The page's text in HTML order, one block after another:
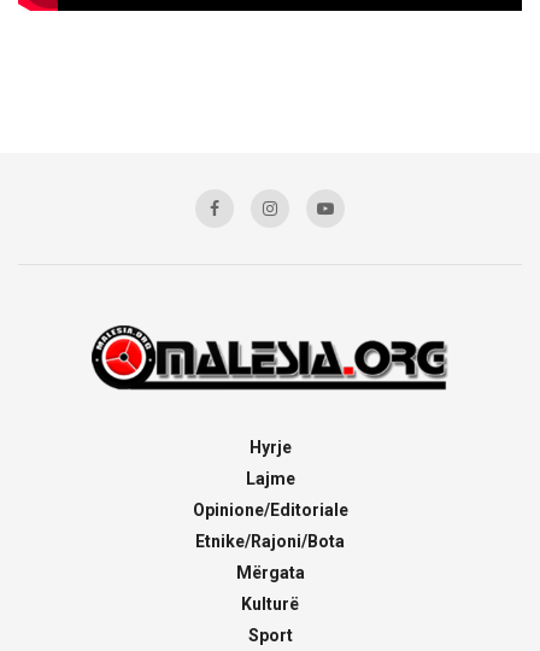
Hyrje
Lajme
Opinione/Editoriale
Etnike/Rajoni/Bota
Mërgata
Kulturë
Sport